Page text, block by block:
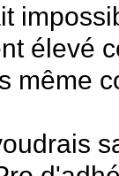
élevé
même